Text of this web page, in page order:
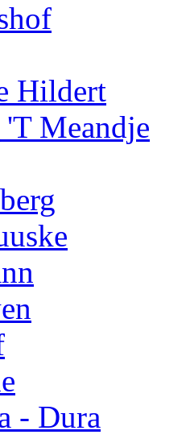
Hildert
Meandje
- Dura